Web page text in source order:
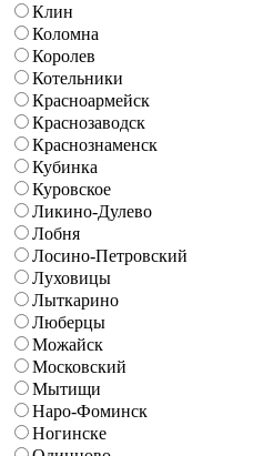
Клин
Коломна
Королев
Котельники
Красноармейск
Краснозаводск
Краснознаменск
Кубинка
Куровское
Ликино-Дулево
Лобня
Лосино-Петровский
Луховицы
Лыткарино
Люберцы
Можайск
Московский
Мытищи
Наро-Фоминск
Ногинске